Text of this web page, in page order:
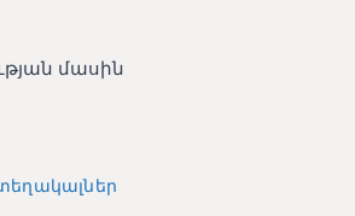
մասին